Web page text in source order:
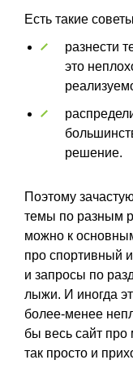
Есть такие
разнести
это
решение.
Поэтому
темы по разным
можно к
про спортивный
и запросы по
лыжи. И иногда
более-менее
бы весь сайт про
так просто и